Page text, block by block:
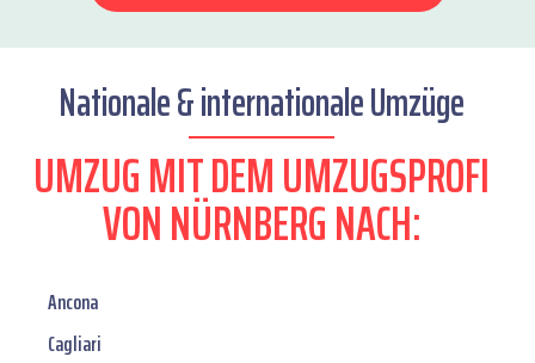
Nationale & internationale Umzüge
UMZUG MIT DEM UMZUGSPROFI
VON NÜRNBERG NACH:
Ancona
Cagliari